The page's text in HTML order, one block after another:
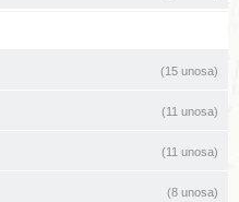
(15 unosa)
(11 unosa)
(11 unosa)
(8 unosa)